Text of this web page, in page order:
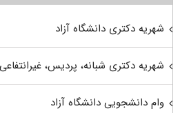
شهریه دکتری دانشگاه آزاد
شهریه دکتری شبانه، پردیس،
وام دانشجویی دانشگاه آزاد